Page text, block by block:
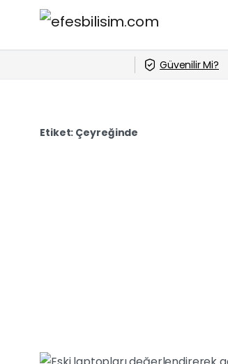
Güvenilir Mi?
Etiket: Çeyreğinde